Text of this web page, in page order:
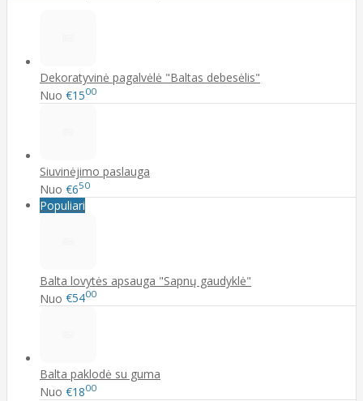
Dekoratyvinė pagalvėlė "Baltas debesėlis"
Nuo €1500
Siuvinėjimo paslauga
Nuo €650
Populiari
Balta lovytės apsauga "Sapnų gaudyklė"
Nuo €5400
Balta paklodė su guma
Nuo €1800